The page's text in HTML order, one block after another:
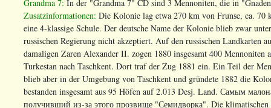
Grandma 7: In der "Grandma 7" CD sind 3 Mennoniten, die in
Zusatzinformationen: Die Kolonie lag etwa 270 km von Frunse, ca.
eine 4-klassige Schule. Der deutsche Name der Kolonie blieb zwar
russischen Regierung nicht akzeptiert. Auf den russischen Landkarten
damaligen Zaren Alexander II. zogen 1880 insgesamt 400
Turkestan nach Taschkent. Dort traf der Zug 1881 ein. Ein Teil der
blieb aber in der Umgebung von Taschkent und gründete 1882 die
bestanden insgesamt aus 95 Höfen auf 2.013 Desj. Land. Самым
получивший из-за этого прозвище "Семидворка". Die